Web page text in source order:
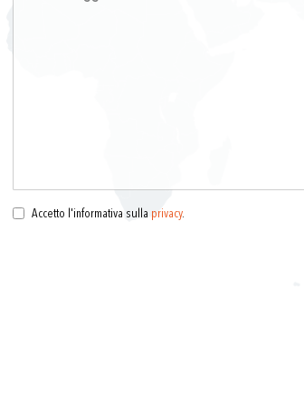
Accetto l'informativa sulla privacy.